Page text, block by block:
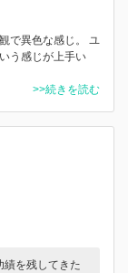
で異色な感じ。 ユ
う感じが上手い
>>続きを読む
績を残してきた